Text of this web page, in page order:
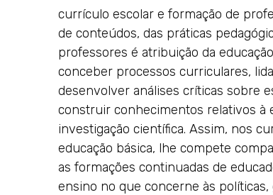
currículo escolar e formação de
de conteúdos, das práticas
professores é atribuição da
conceber processos curriculares,
desenvolver análises críticas sobre
construir conhecimentos relativos à
investigação científica. Assim, nos
educação básica, lhe compete
as formações continuadas de
ensino no que concerne às